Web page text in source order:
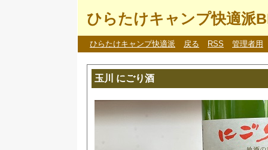
ひらたけキャンプ快適派
ひらたけキャンプ快適派 戻る RSS 管理者用
玉川 にごり酒